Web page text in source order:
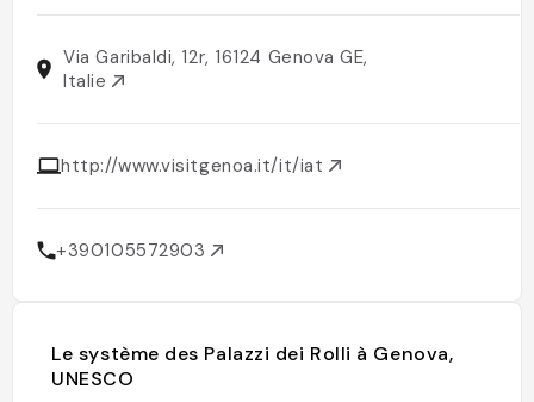
Via Garibaldi, 12r, 16124 Genova GE,
Italie
http://www.visitgenoa.it/it/iat
+390105572903
Le système des Palazzi dei Rolli à Genova,
UNESCO